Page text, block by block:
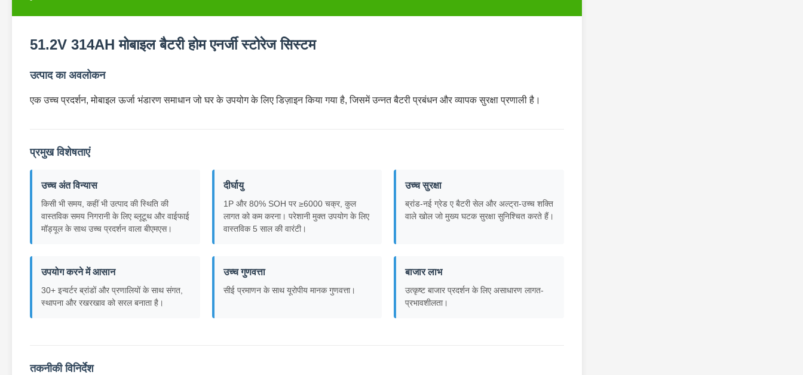
51.2V 314AH मोबाइल बैटरी होम एनर्जी स्टोरेज सिस्टम
उत्पाद का अवलोकन
एक उच्च प्रदर्शन, मोबाइल ऊर्जा भंडारण समाधान जो घर के उपयोग के लिए डिज़ाइन किया गया है, जिसमें उन्नत बैटरी प्रबंधन और व्यापक सुरक्षा प्रणाली है।
प्रमुख विशेषताएं
उच्च अंत विन्यास
किसी भी समय, कहीं भी उत्पाद की स्थिति की
वास्तविक समय निगरानी के लिए ब्लूटूथ और वाईफाई
मॉड्यूल के साथ उच्च प्रदर्शन वाला बीएमएस।
दीर्घायु
1P और 80% SOH पर ≥6000 चक्र, कुल
लागत को कम करना। परेशानी मुक्त उपयोग के लिए
वास्तविक 5 साल की वारंटी।
उच्च सुरक्षा
ब्रांड-नई ग्रेड ए बैटरी सेल और अल्ट्रा-उच्च शक्ति
वाले खोल जो मुख्य घटक सुरक्षा सुनिश्चित करते हैं।
उपयोग करने में आसान
30+ इन्वर्टर ब्रांडों और प्रणालियों के साथ संगत,
स्थापना और रखरखाव को सरल बनाता है।
उच्च गुणवत्ता
सीई प्रमाणन के साथ यूरोपीय मानक गुणवत्ता।
बाजार लाभ
उत्कृष्ट बाजार प्रदर्शन के लिए असाधारण लागत-
प्रभावशीलता।
तकनीकी विनिर्देश